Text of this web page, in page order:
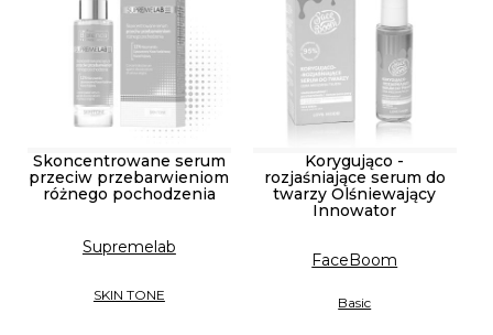
Skoncentrowane serum
przeciw przebarwieniom
różnego pochodzenia
Supremelab
SKIN TONE
Korygująco -
rozjaśniające serum do
twarzy Olśniewający
Innowator
FaceBoom
Basic